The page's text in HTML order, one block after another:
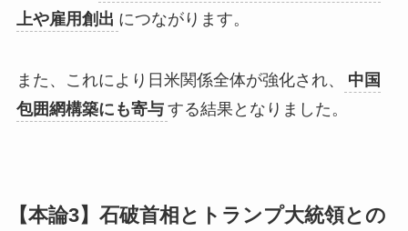
上や雇用創出 につながります。
また、これにより日米関係全体が強化され、
中国
包囲網構築にも寄与 する結果となりました。
【本論3】石破首相とトランプ大統領との